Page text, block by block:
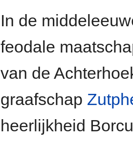
In de
feodale
van de
graafschap
heerlijkheid